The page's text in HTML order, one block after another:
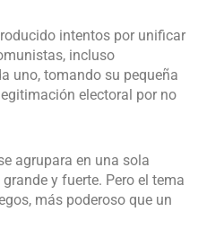
intentos por unificar
incluso
uno, tomando su pequeña
electoral por no
agrupara en una sola
y fuerte. Pero el tema
más poderoso que un